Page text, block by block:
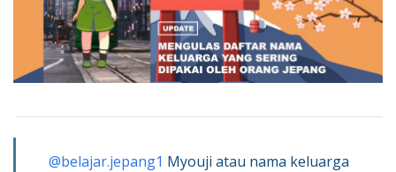
@belajar.jepang1 Myouji atau nama keluarga